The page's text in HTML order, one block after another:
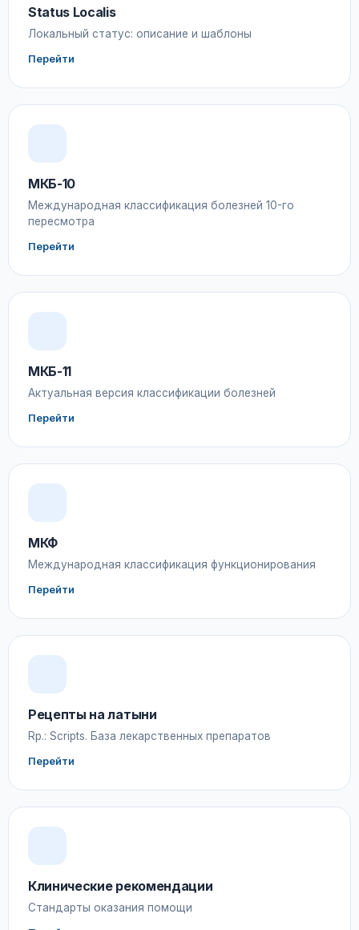
Status Localis
Локальный статус: описание и шаблоны
Перейти
МКБ-10
Международная классификация болезней 10-го
пересмотра
Перейти
МКБ-11
Актуальная версия классификации болезней
Перейти
МКФ
Международная классификация функционирования
Перейти
Рецепты на латыни
Rp.: Scripts. База лекарственных препаратов
Перейти
Клинические рекомендации
Стандарты оказания помощи